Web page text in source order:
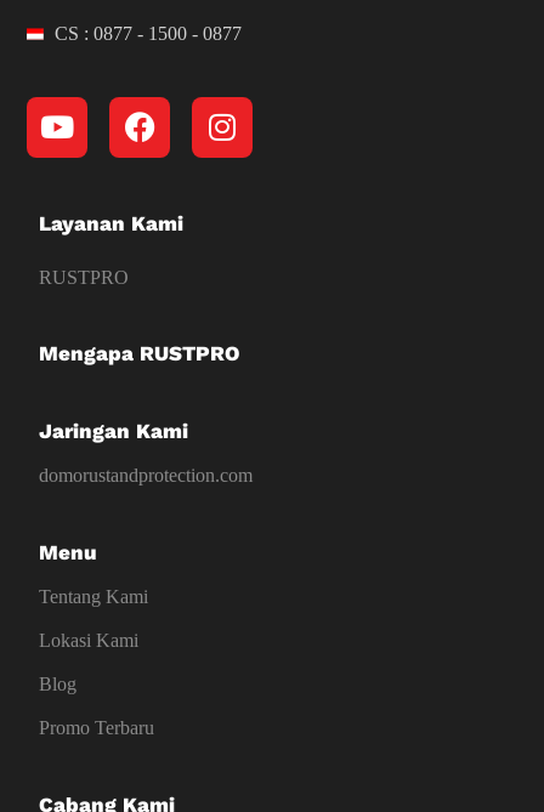
CS : 0877 - 1500 - 0877
Layanan Kami
RUSTPRO
Mengapa RUSTPRO
Jaringan Kami
domorustandprotection.com
Menu
Tentang Kami
Lokasi Kami
Blog
Promo Terbaru
Cabang Kami